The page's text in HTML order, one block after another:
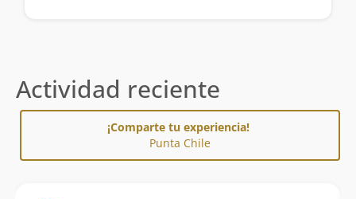
Actividad reciente
¡Comparte tu experiencia!
Punta Chile